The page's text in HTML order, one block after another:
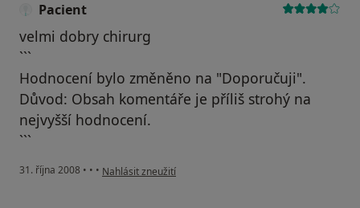
Pacient
velmi dobry chirurg
```
Hodnocení bylo změněno na "Doporučuji".
Důvod: Obsah komentáře je příliš strohý na
nejvyšší hodnocení.
```
31. října 2008 • • • podle názoru uživatele Pacient
Nahlásit zneužití